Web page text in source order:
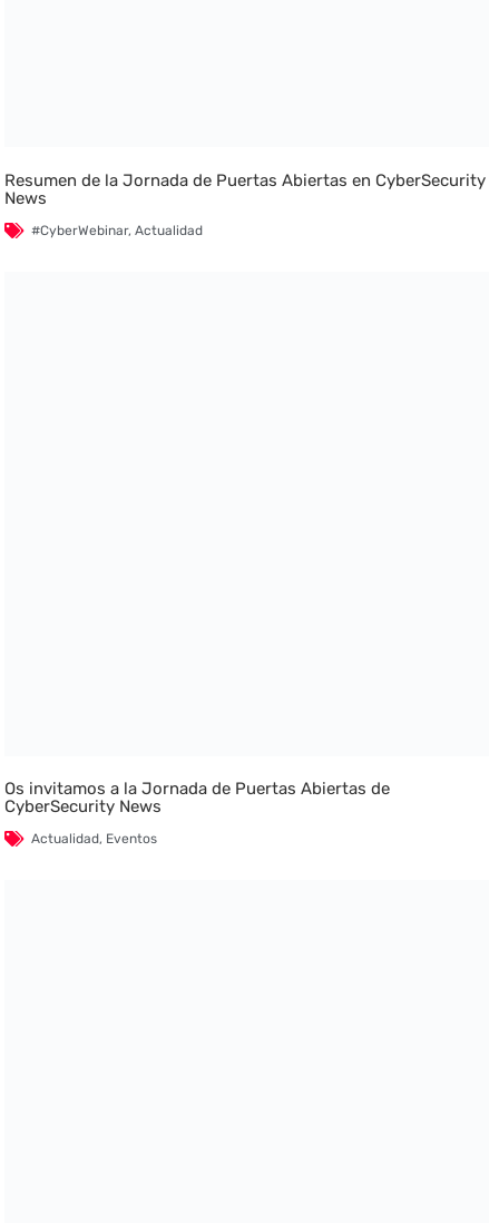
Resumen de la Jornada de Puertas Abiertas en CyberSecurity
News
#CyberWebinar,Actualidad
Os invitamos a la Jornada de Puertas Abiertas de
CyberSecurity News
Actualidad, Eventos